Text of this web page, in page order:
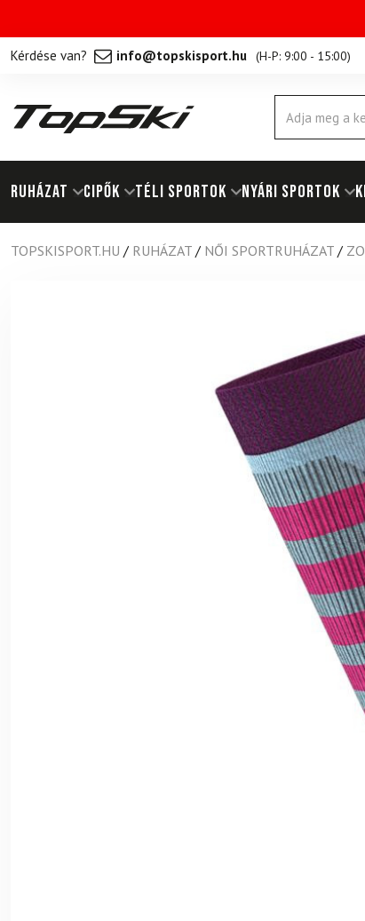
Kérdése van? info@topskisport.hu (H-P: 9:00 - 15:00)
Products
search
RUHÁZAT Cipők TÉLI SPORTOK NYÁRI SPORTOK
TOPSKISPORT.HU / RUHÁZAT / NŐI SPORTRUHÁZAT /